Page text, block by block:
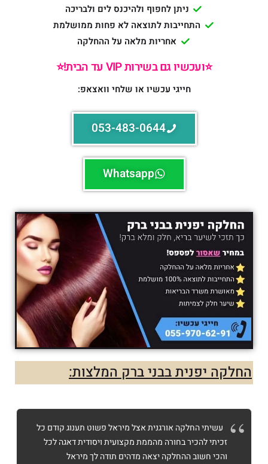
ניתן לחפוף ולהיכנס לים ולבריכה
התחייבות לתוצאה לא פחות ממושלמת
אחריות מלאה על ההחלקה
⭐️ועכשיו גם בשירות VIP עד הבית!⭐️
חייגי עכשיו או שלחי וואצאפ:
053-483-0644
Whatsapp
החלקה יפנית בבני ברק המלצות:
עשיתי החלקה אורגנית אצל מיראל פשוט תענוג קודם כל
זכיתי להכיר בחורה מהממת מקצועית ויסודית דאגה לכל
והכי חשוב ההחלקה יצאה מדהים תודה לך מיראל